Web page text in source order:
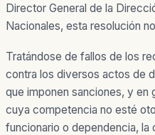
Director General de la
Nacionales, esta resolución
Tratándose de fallos de los
contra los diversos actos de
que imponen sanciones, y en
cuya competencia no esté
funcionario o dependencia,